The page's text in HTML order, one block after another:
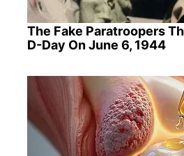
The Fake Paratroopers
D-Day On June 6, 1944